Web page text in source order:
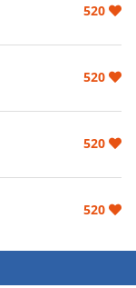
520
520
520
520